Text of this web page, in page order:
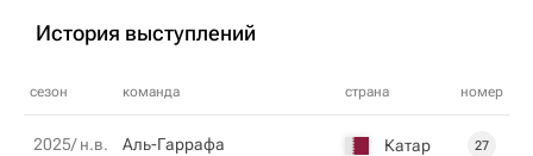
История выступлений
сезон команда страна номер
2025/ н.в. Аль-Гаррафа Катар 27